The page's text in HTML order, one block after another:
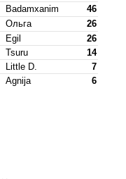
Badamxanim
46
Ольга
26
Egil
26
Tsuru
14
Little D.
7
Agnija 6